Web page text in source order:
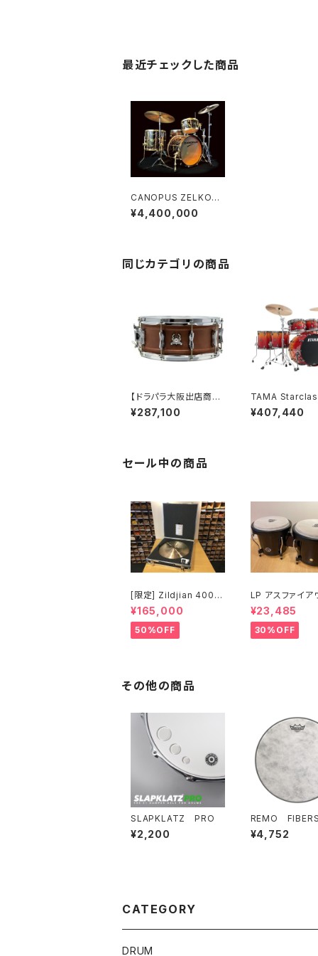
最近チェックした商品
CANOPUS ZELKOVA
DRUM SET 【KINRA
N】 (18BD.12TT.14F
¥4,400,000
同じカテゴリの商品
【ドラパラ大阪出店商
品】British Drum Co.
Firebird / 1.2mm Co
¥287,100
TAMA
alnut/Birch WBS52R
ZBBS-VBF シェ
¥407,440
セール中の商品
[限定] Zildjian 400th
Anniversary Limited
Edition Vault Cymba
ls Vintage A Ride 2
0" 1697g No.80 /20
¥165,000
50%OFF
LP アスファイア
ボンゴ LPA601-DW
(ダークウッド)
¥23,485
30%OFF
その他の商品
SLAPKLATZ PRO
¥2,200
REMO
3
4" HEAD / FA-
¥4,752
CATEGORY
DRUM